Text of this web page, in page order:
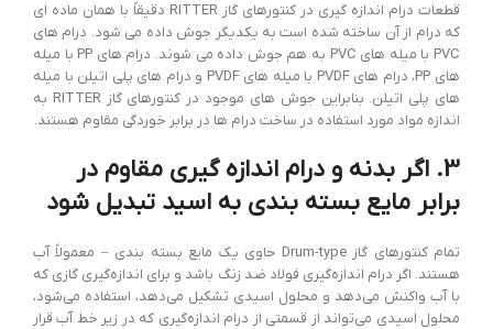
قطعات درام اندازه گیری در کنتورهای گاز RITTER دقیقاً با همان ماده ای
که درام از آن ساخته شده است به یکدیگر جوش داده می شود. درام های
PVC با میله های PVC به هم جوش داده می شوند. درام های PP با میله
های PP، درام های PVDF با میله های PVDF و درام های پلی اتیلن با میله
های پلی اتیلن. بنابراین جوش های موجود در کنتورهای گاز RITTER به
اندازه مواد مورد استفاده در ساخت درام ها در برابر خوردگی مقاوم هستند.
3. اگر بدنه و درام اندازه گیری مقاوم در
برابر مایع بسته بندی به اسید تبدیل شود
تمام کنتورهای گاز Drum-type حاوی یک مایع بسته بندی – معمولاً آب
هستند. اگر درام اندازه‌گیری فولاد ضد زنگ باشد و برای اندازه‌گیری گازی که
با آب واکنش می‌دهد و محلول اسیدی تشکیل می‌دهد، استفاده می‌شود،
محلول اسیدی می‌تواند از قسمتی از درام اندازه‌گیری که در زیر خط آب قرار